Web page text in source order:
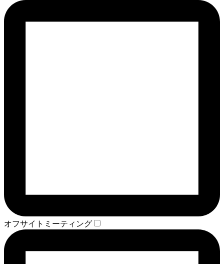
オフサイトミーティング